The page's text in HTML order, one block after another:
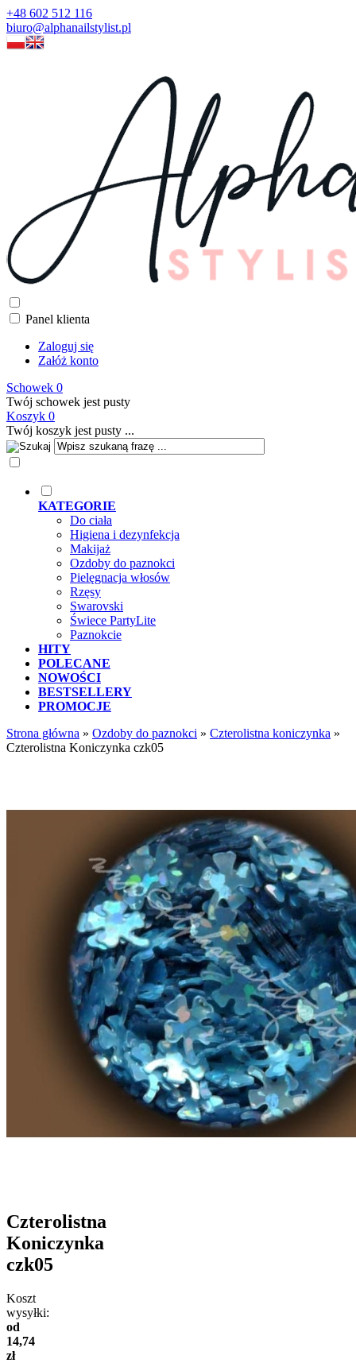
+48 602 512 116
biuro@alphanailstylist.pl
Panel klienta
Zaloguj się
Załóż konto
Schowek 0
Twój schowek jest pusty
Koszyk 0
Twój koszyk jest pusty ...
KATEGORIE
Do ciała
Higiena i dezynfekcja
Makijaż
Ozdoby do paznokci
Pielęgnacja włosów
Rzęsy
Swarovski
Świece PartyLite
Paznokcie
HITY
POLECANE
NOWOŚCI
BESTSELLERY
PROMOCJE
Strona główna » Ozdoby do paznokci » Czterolistna koniczynka »
Czterolistna Koniczynka czk05
Czterolistna
Koniczynka
czk05
Koszt
wysyłki:
od
14,74
zł